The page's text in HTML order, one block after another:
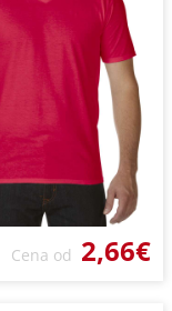
Cena od 2,66€